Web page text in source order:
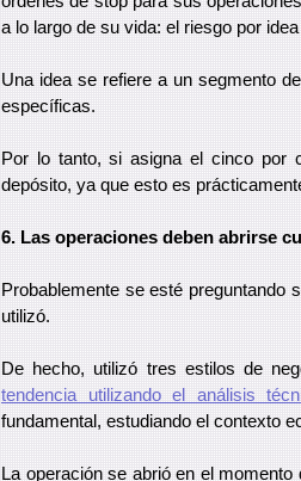
a lo largo de su vida: el riesgo por
Una idea se refiere a un segmento
específicas.
Por lo tanto, si asigna el cinco por
depósito, ya que esto es
6. Las operaciones deben abrirse
Probablemente se esté preguntando
utilizó.
De hecho, utilizó tres estilos de
tendencia utilizando el análisis
fundamental, estudiando el contexto
La operación se abrió en el